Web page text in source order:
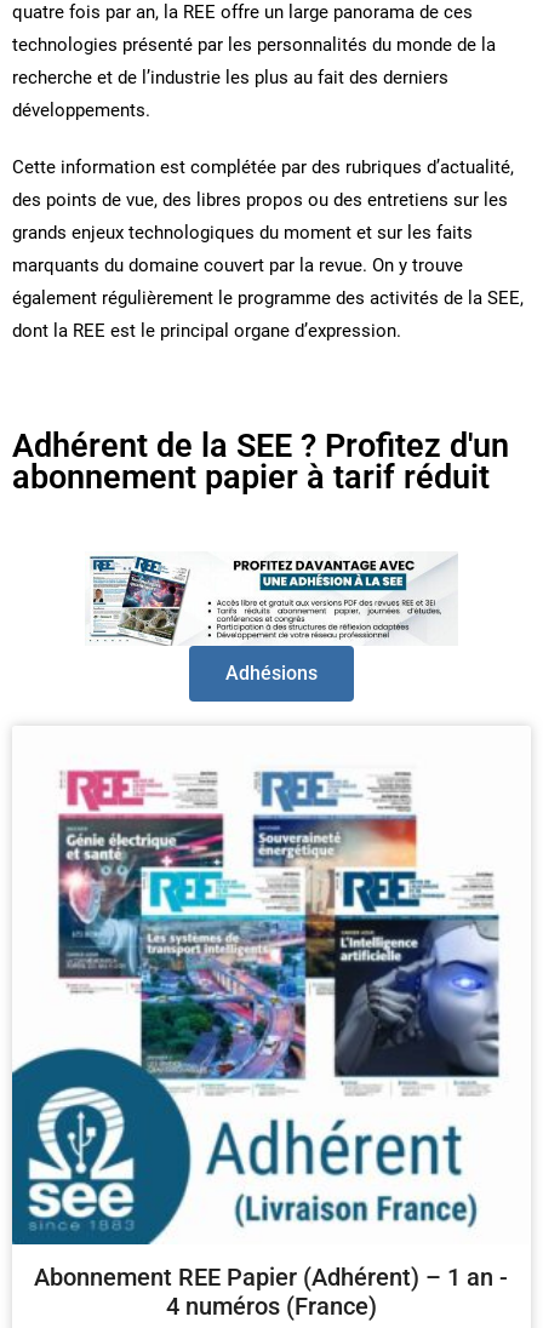
quatre fois par an, la REE offre un large panorama de ces
technologies présenté par les personnalités du monde de la
recherche et de l’industrie les plus au fait des derniers
développements.
Cette information est complétée par des rubriques d’actualité,
des points de vue, des libres propos ou des entretiens sur les
grands enjeux technologiques du moment et sur les faits
marquants du domaine couvert par la revue. On y trouve
également régulièrement le programme des activités de la SEE,
dont la REE est le principal organe d’expression.
Adhérent de la SEE ? Profitez d'un
abonnement papier à tarif réduit
Adhésions
Abonnement REE Papier (Adhérent) – 1 an -
4 numéros (France)